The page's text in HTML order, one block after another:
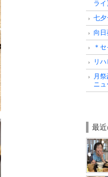
ライ
七
向
＊
リ
月
ニ
最